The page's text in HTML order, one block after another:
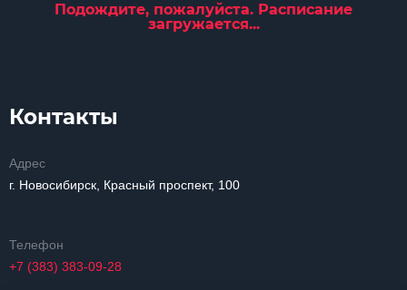
Подождите, пожалуйста. Расписание
загружается...
Контакты
Адрес
г. Новосибирск, Красный проспект, 100
Телефон
+7 (383) 383-09-28